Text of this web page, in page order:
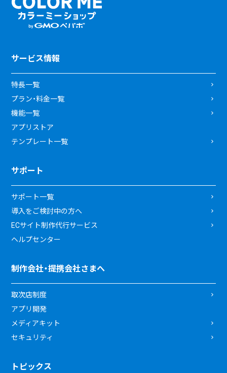
サービス情報
特長一覧
プラン・料金一覧
機能一覧
アプリストア
テンプレート一覧
サポート
サポート一覧
導入をご検討中の方へ
ECサイト制作代行サービス
ヘルプセンター
制作会社・提携会社さまへ
取次店制度
アプリ開発
メディアキット
セキュリティ
トピックス